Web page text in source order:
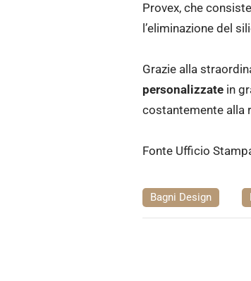
Provex, che
l’eliminazione del
Grazie alla
personalizzate in
costantemente alla
Fonte Ufficio
Bagni Design